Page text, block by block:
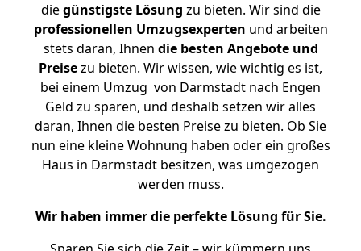
diegünstigste Lösung zu bieten. Wir sind die
professionellen Umzugsexperten und arbeiten
stets daran, Ihnen die besten Angebote und
Preisezu bieten. Wir wissen, wie wichtig es ist,
bei einem Umzug von Darmstadt nach Engen
Geld zu sparen, und deshalb setzen wir alles
daran, Ihnen die besten Preise zu bieten. Ob Sie
nun eine kleine Wohnung haben oder ein großes
Haus in Darmstadt besitzen, was umgezogen
werden muss.
Wir haben immer die perfekte Lösung für Sie.